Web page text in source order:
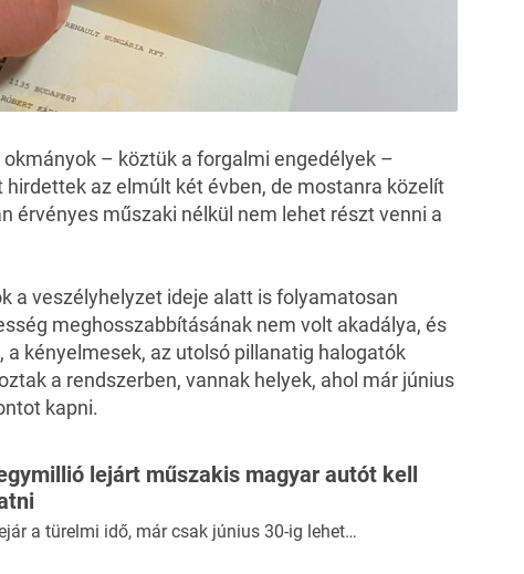
– köztük a forgalmi engedélyek –
az elmúlt két évben, de mostanra közelít
érvényes műszaki nélkül nem lehet részt venni a
a veszélyhelyzet ideje alatt is folyamatosan
meghosszabbításának nem volt akadálya, és
kényelmesek, az utolsó pillanatig halogatók
a rendszerben, vannak helyek, ahol már június
kapni.
lejárt műszakis magyar autót kell
a türelmi idő, már csak június 30-ig lehet…